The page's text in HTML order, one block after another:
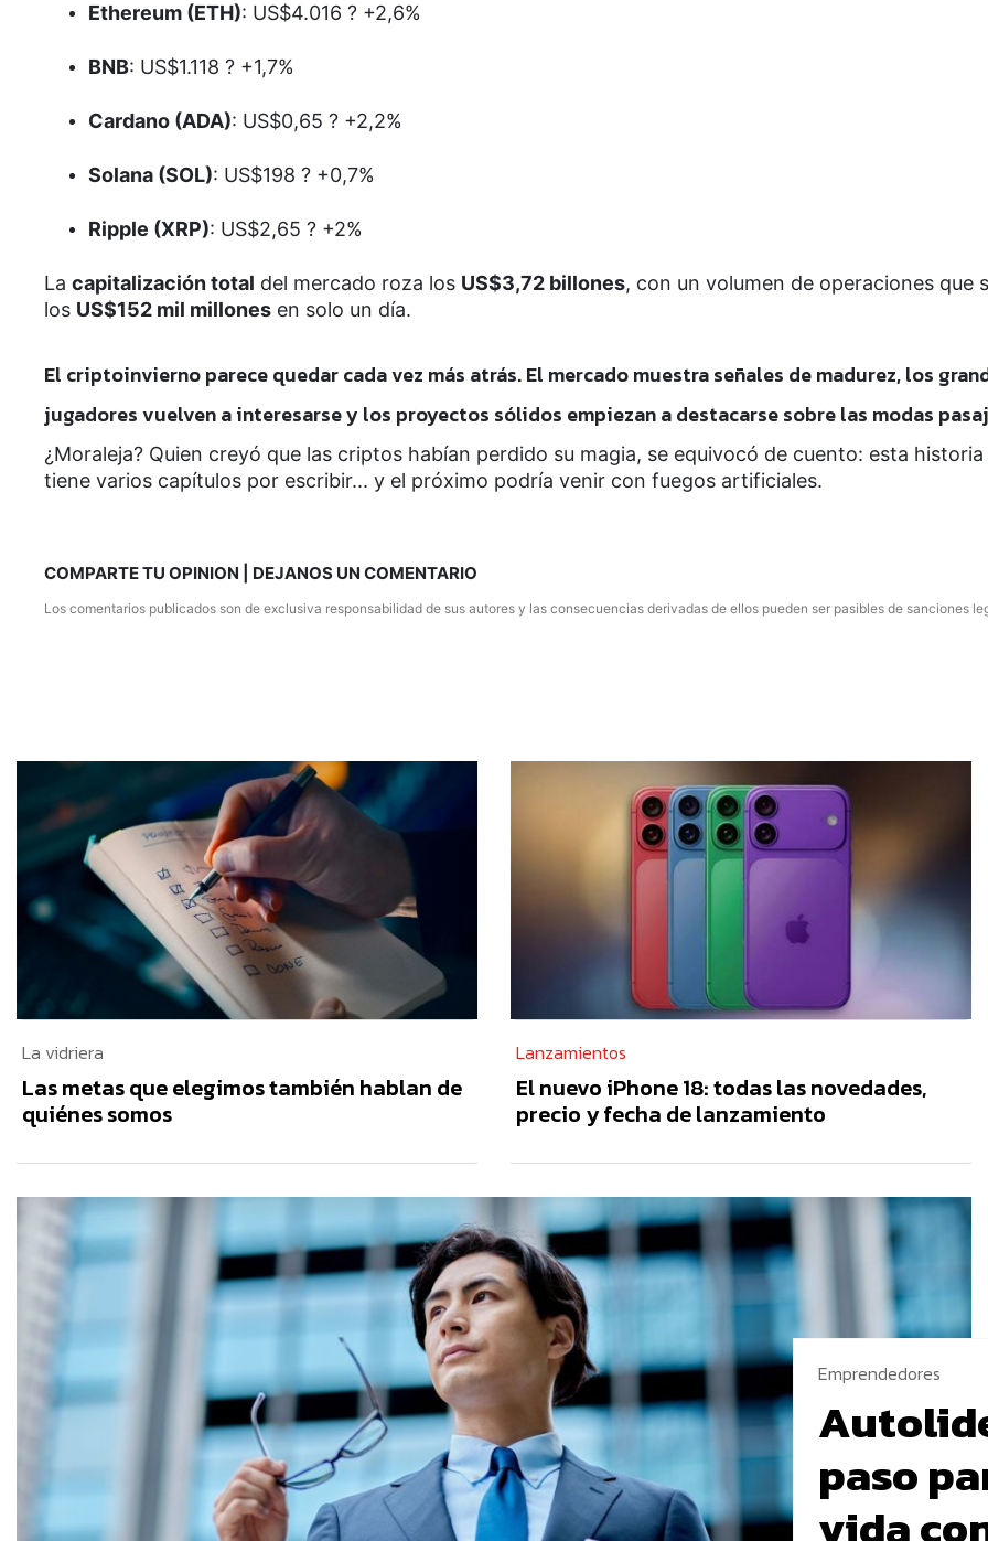
Ethereum (ETH): US$4.016 ? +2,6%
BNB: US$1.118 ? +1,7%
Cardano (ADA): US$0,65 ? +2,2%
Solana (SOL): US$198 ? +0,7%
Ripple (XRP): US$2,65 ? +2%
La capitalización total del mercado roza los US$3,72 billones, con un volumen de operaciones que
los US$152 mil millones en solo un día.
El criptoinvierno parece quedar cada vez más atrás. El mercado muestra señales de madurez, los
jugadores vuelven a interesarse y los proyectos sólidos empiezan a destacarse sobre las modas
¿Moraleja? Quien creyó que las criptos habían perdido su magia, se equivocó de cuento: esta
tiene varios capítulos por escribir... y el próximo podría venir con fuegos artificiales.
COMPARTE TU OPINION | DEJANOS UN COMENTARIO
Los comentarios publicados son de exclusiva responsabilidad de sus autores y las consecuencias derivadas de ellos pueden ser pasibles de sanciones
La vidriera
Las metas que elegimos también hablan de
quiénes somos
Lanzamientos
El nuevo iPhone 18: todas las novedades,
precio y fecha de lanzamiento
Emprendedores
paso
vida